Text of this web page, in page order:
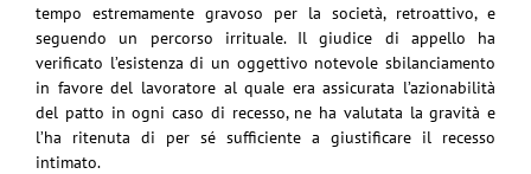
tempo estremamente gravoso per la società, retroattivo, e
seguendo un percorso irrituale. Il giudice di appello ha
verificato l’esistenza di un oggettivo notevole sbilanciamento
in favore del lavoratore al quale era assicurata l’azionabilità
del patto in ogni caso di recesso, ne ha valutata la gravità e
l’ha ritenuta di per sé sufficiente a giustificare il recesso
intimato.